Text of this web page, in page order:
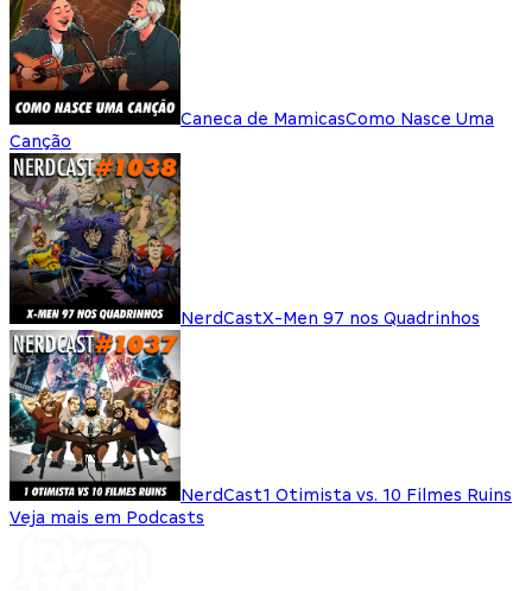
Caneca de MamicasComo Nasce Uma
Canção
NerdCastX-Men 97 nos Quadrinhos
NerdCast1 Otimista vs. 10 Filmes Ruins
Veja mais em Podcasts